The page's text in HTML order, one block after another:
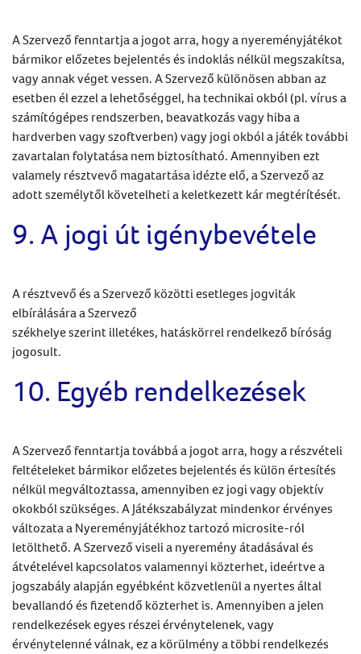
A Szervező fenntartja a jogot arra, hogy a nyereményjátékot
bármikor előzetes bejelentés és indoklás nélkül megszakítsa,
vagy annak véget vessen. A Szervező különösen abban az
esetben él ezzel a lehetőséggel, ha technikai okból (pl. vírus a
számítógépes rendszerben, beavatkozás vagy hiba a
hardverben vagy szoftverben) vagy jogi okból a játék további
zavartalan folytatása nem biztosítható. Amennyiben ezt
valamely résztvevő magatartása idézte elő, a Szervező az
adott személytől követelheti a keletkezett kár megtérítését.
9. A jogi út igénybevétele
A résztvevő és a Szervező közötti esetleges jogviták
elbírálására a Szervező
székhelye szerint illetékes, hatáskörrel rendelkező bíróság
jogosult.
10. Egyéb rendelkezések
A Szervező fenntartja továbbá a jogot arra, hogy a részvételi
feltételeket bármikor előzetes bejelentés és külön értesítés
nélkül megváltoztassa, amennyiben ez jogi vagy objektív
okokból szükséges. A Játékszabályzat mindenkor érvényes
változata a Nyereményjátékhoz tartozó microsite-ról
letölthető. A Szervező viseli a nyeremény átadásával és
átvételével kapcsolatos valamennyi közterhet, ideértve a
jogszabály alapján egyébként közvetlenül a nyertes által
bevallandó és fizetendő közterhet is. Amennyiben a jelen
rendelkezések egyes részei érvénytelenek, vagy
érvénytelenné válnak, ez a körülmény a többi rendelkezés